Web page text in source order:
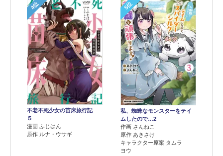
4位
不老不死少女の苗床旅行記
５
漫画 ふじはん
原作 ルナ・ウサギ
5位
私、蜘蛛なモンスターをテイ
ムしたので…2
作画 さんねこ
原作 あきさけ
キャラクター原案 タムラ
ヨウ